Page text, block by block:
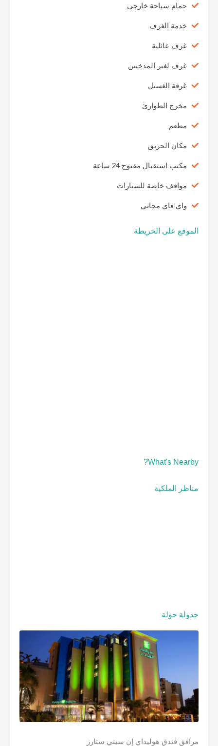
حمام سباحة خارجي
خدمة الغرف
غرف عائلية
غرف لغير المدخنين
غرفة الغسيل
مخرج الطوارئ
مطعم
مكان الحريق
مكتب استقبال مفتوح 24 ساعة
مواقف خاصة للسيارات
واي فاي مجاني
الموقع على الخريطة
What's Nearby?
مناظر الملكية
جدولة جولة
مرافق فندق هوليداي إن سيتي ستارز